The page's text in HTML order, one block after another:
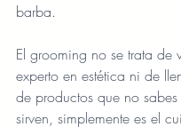
barba.
El grooming no se trata de
experto en estética ni de
de productos que no
sirven, simplemente es el